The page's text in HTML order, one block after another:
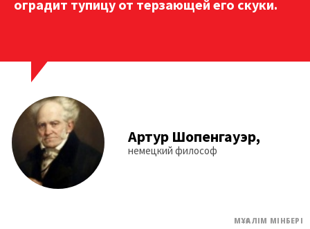
оградит тупицу от терзающей его скуки.
Артур Шопенгауэр,
немецкий философ
МҰҒАЛІМ МІНБЕРІ